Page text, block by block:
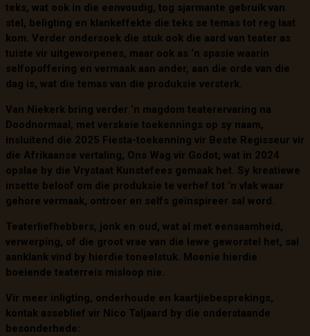
teks, wat ook in die eenvoudig, tog sjarmante gebruik van
stel, beligting en klankeffekte die teks se temas tot reg laat
kom. Verder ondersoek die stuk ook die aard van teater as
tuiste vir uitgeworpenes, maar ook as ‘n spasie waarin
selfopoffering en vermaak aan ander, aan die orde van die
dag is, wat die temas van die produksie versterk.
Van Niekerk bring verder ‘n magdom teaterervaring na
Doodnormaal, met verskeie toekennings op sy naam,
insluitend die 2025 Fiesta-toekenning vir Beste Regisseur vir
die Afrikaanse vertaling, Ons Wag vir Godot, wat in 2024
opslae by die Vrystaat Kunstefees gemaak het. Sy kreatiewe
insette beloof om die produksie te verhef tot ‘n vlak waar
gehore vermaak, ontroer en selfs geïnspireer sal word.
Teaterliefhebbers, jonk en oud, wat al met eensaamheid,
verwerping, of die groot vrae van die lewe geworstel het, sal
aanklank vind by hierdie toneelstuk. Moenie hierdie
boeiende teaterreis misloop nie.
Vir meer inligting, onderhoude en kaartjiebesprekings,
kontak asseblief vir Nico Taljaard by die onderstaande
besonderhede: